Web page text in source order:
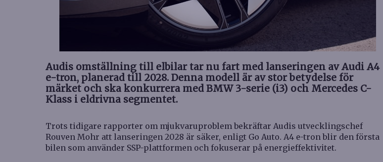
Audis omställning till elbilar tar nu fart med lanseringen av Audi A4
e-tron, planerad till 2028. Denna modell är av stor betydelse för
märket och ska konkurrera med BMW 3-serie (i3) och Mercedes C-
Klass i eldrivna segmentet.
Trots tidigare rapporter om mjukvaruproblem bekräftar Audis utvecklingschef
Rouven Mohr att lanseringen 2028 är säker, enligt Go Auto. A4 e-tron blir den första
bilen som använder SSP-plattformen och fokuserar på energieffektivitet.